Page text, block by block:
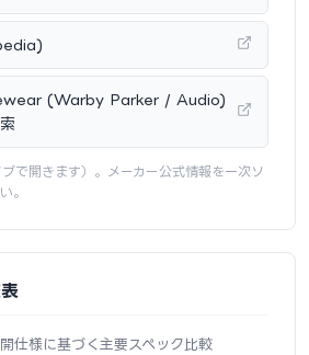
(Warby Parker / Audio)
で開きます）。メーカー公式情報を一次ソ
。
仕様に基づく主要スペック比較